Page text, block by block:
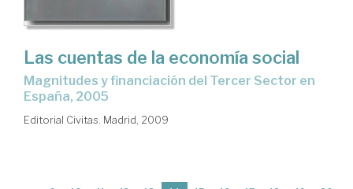
Las cuentas de la economía social
magnitudes y financiación del Tercer Sector en
España, 2005
Editorial Civitas. Madrid, 2009